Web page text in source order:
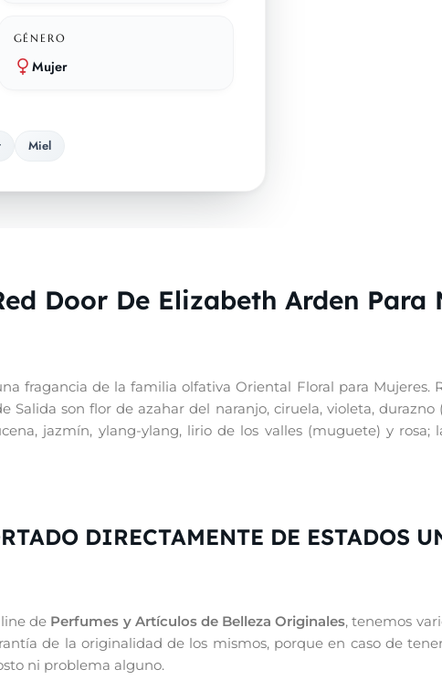
GÉNERO
Mujer
Miel
Door De Elizabeth Arden Para
fragancia de la familia olfativa Oriental Floral para Mujeres.
Salida son flor de azahar del naranjo, ciruela, violeta,
jazmín, ylang-ylang, lirio de los valles (muguete) y
DIRECTAMENTE DE ESTADOS
de Perfumes y Artículos de Belleza Originales, tenemos
de la originalidad de los mismos, porque en caso de
ni problema alguno.